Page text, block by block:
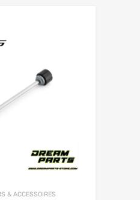
& ACCESSOIRES